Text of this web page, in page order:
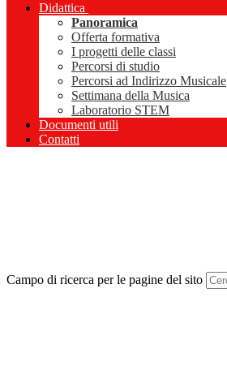
Didattica
Panoramica
Offerta formativa
I progetti delle classi
Percorsi di studio
Percorsi ad Indirizzo Musicale
Settimana della Musica
Laboratorio STEM
Documenti utili
Contatti
Campo di ricerca per le pagine del sito